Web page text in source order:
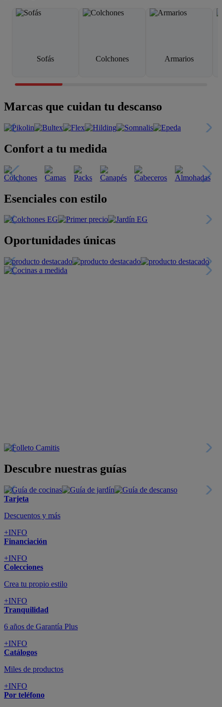
Sofás Colchones Armarios
Marcas que cuidan tu descanso
Confort a tu medida
Esenciales con estilo
Oportunidades únicas
Descubre nuestras guías
Tarjeta
Descuentos y más
+INFO
Financiación
+INFO
Colecciones
Crea tu propio estilo
+INFO
Tranquilidad
6 años de Garantía Plus
+INFO
Catálogos
Miles de productos
+INFO
Por teléfono